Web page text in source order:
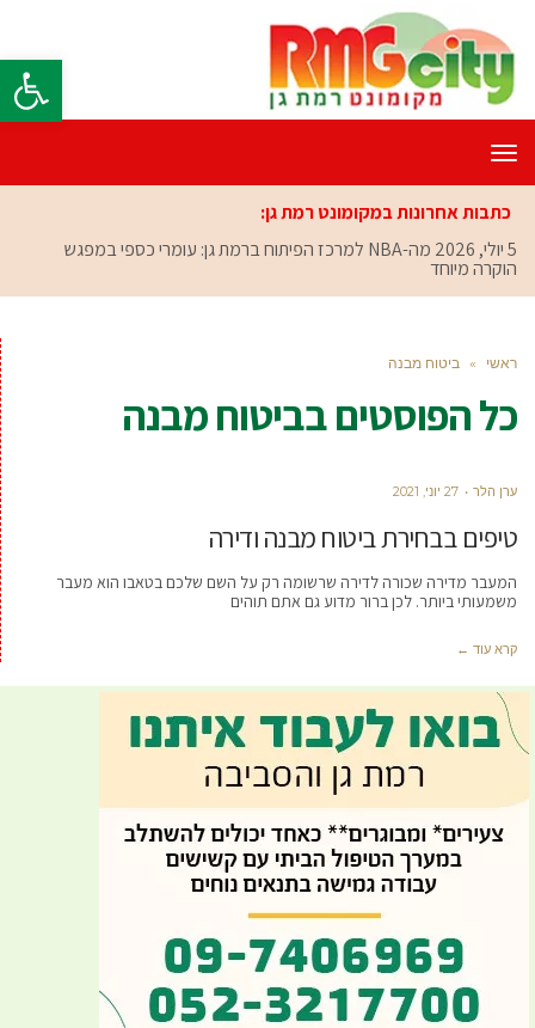
פתח
תפריט
כתבות אחרונות במקומונט רמת גן:
5 יולי, 2026
מה-NBA למרכז הפיתוח ברמת גן: עומרי כספי במפגש
הוקרה מיוחד
ראשי » ביטוח מבנה
כל הפוסטים בביטוח מבנה
ערן הלר 27 יוני, 2021
טיפים בבחירת ביטוח מבנה ודירה
המעבר מדירה שכורה לדירה שרשומה רק על השם שלכם בטאבו הוא מעבר
משמעותי ביותר. לכן ברור מדוע גם אתם תוהים
קרא עוד ←